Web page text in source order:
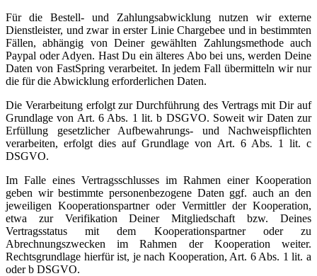
Für die Bestell- und Zahlungsabwicklung nutzen wir externe
Dienstleister, und zwar in erster Linie Chargebee und in bestimmten
Fällen, abhängig von Deiner gewählten Zahlungsmethode auch
Paypal oder Adyen. Hast Du ein älteres Abo bei uns, werden Deine
Daten von FastSpring verarbeitet. In jedem Fall übermitteln wir nur
die für die Abwicklung erforderlichen Daten.
Die Verarbeitung erfolgt zur Durchführung des Vertrags mit Dir auf
Grundlage von Art. 6 Abs. 1 lit. b DSGVO. Soweit wir Daten zur
Erfüllung gesetzlicher Aufbewahrungs- und Nachweispflichten
verarbeiten, erfolgt dies auf Grundlage von Art. 6 Abs. 1 lit. c
DSGVO.
Im Falle eines Vertragsschlusses im Rahmen einer Kooperation
geben wir bestimmte personenbezogene Daten ggf. auch an den
jeweiligen Kooperationspartner oder Vermittler der Kooperation,
etwa zur Verifikation Deiner Mitgliedschaft bzw. Deines
Vertragsstatus mit dem Kooperationspartner oder zu
Abrechnungszwecken im Rahmen der Kooperation weiter.
Rechtsgrundlage hierfür ist, je nach Kooperation, Art. 6 Abs. 1 lit. a
oder b DSGVO.